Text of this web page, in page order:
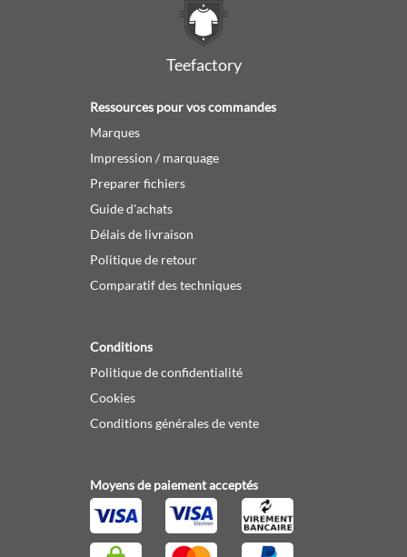
Teefactory
Ressources pour vos commandes
Marques
Impression / marquage
Preparer fichiers
Guide d'achats
Délais de livraison
Politique de retour
Comparatif des techniques
Conditions
Politique de confidentialité
Cookies
Conditions générales de vente
Moyens de paiement acceptés